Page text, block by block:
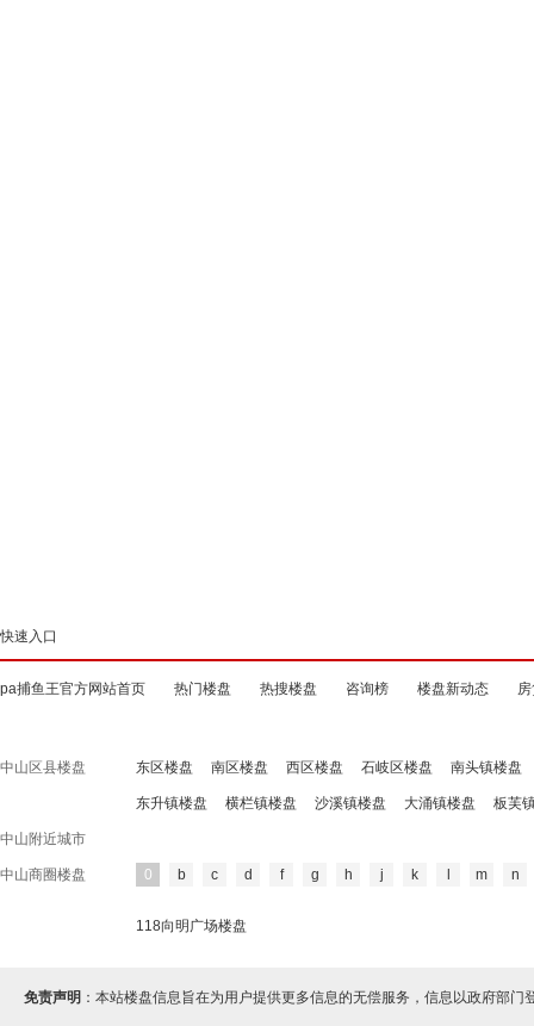
快速入口
pa捕鱼王官方网站首页 热门楼盘 热搜楼盘 咨询榜 楼盘新动态
中山区县楼盘 东区楼盘 南区楼盘 西区楼盘 石岐区楼盘 南头镇楼盘
东升镇楼盘 横栏镇楼盘 沙溪镇楼盘 大涌镇楼盘 板芙
中山附近城市
中山商圈楼盘 0 b c d f g h j k m n
118向明广场楼盘
免责声明 ：本站楼盘信息旨在为用户提供更多信息的无偿服务，信息以政府部门